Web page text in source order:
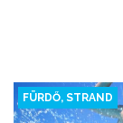
FÜRDŐ, STRAND